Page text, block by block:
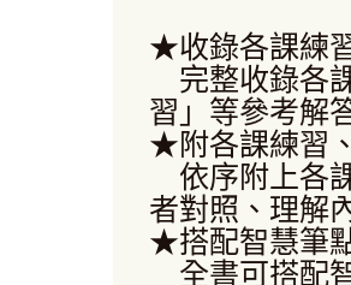
★收錄各課練
完整收錄各
習」等參考解
★附各課練習
依序附上各
者對照、理解
★搭配智慧筆
全書可搭配